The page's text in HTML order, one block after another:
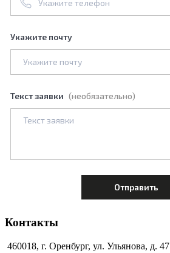
Укажите почту
Текст заявки (необязательно)
Контакты
460018, г. Оренбург, ул. Ульянова, д. 47